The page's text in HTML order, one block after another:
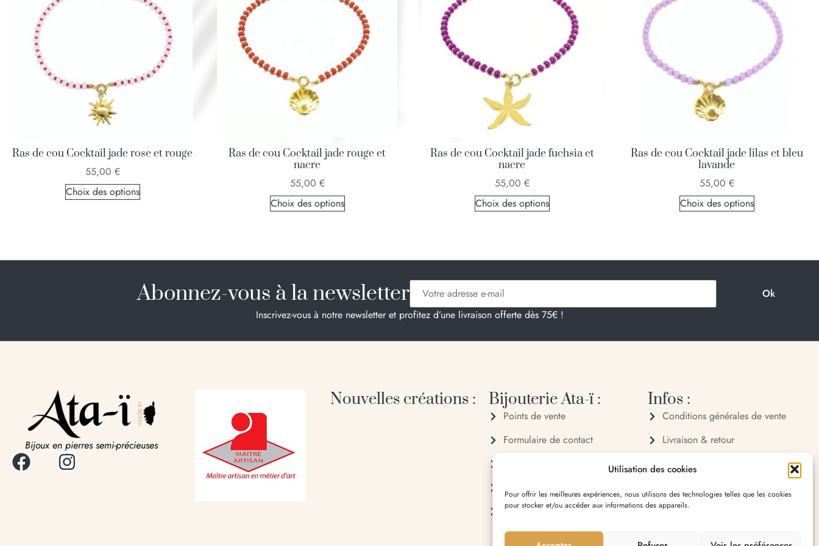
Utilisation des cookies
Pour offrir les meilleures expériences, nous utilisons des technologies telles que les cookies
pour stocker et/ou accéder aux informations des appareils.
Ras de cou Cocktail jade rose et rouge
55,00 €
Choix des options
Ras de cou Cocktail jade rouge et
nacre
55,00 €
Choix des options
Ras de cou Cocktail jade fuchsia et
nacre
55,00 €
Choix des options
Ras de cou Cocktail jade lilas et bleu
lavande
55,00 €
Choix des options
Abonnez-vous à la newsletter
Inscrivez-vous à notre newsletter et profitez d’une livraison offerte dès 75€ !
Bijoux en pierres semi-précieuses
Nouvelles créations : Bijouterie Ata-ï :
Points de vente
Formulaire de contact
06 20 88 32 65
Entrée du village 20119 Bastelica
Infos :
Conditions générales de vente
Livraison & retour
Politique de confidentialité
Mentions légales